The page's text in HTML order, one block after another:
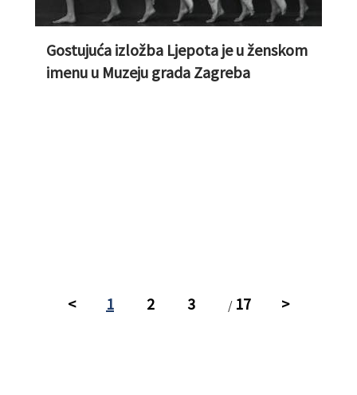
Gostujuća izložba Ljepota je u ženskom
imenu u Muzeju grada Zagreba
< 1 2 3 / 17 >